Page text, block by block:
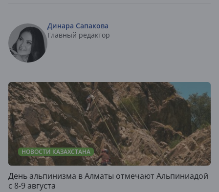
Динара Сапакова
Главный редактор
НОВОСТИ КАЗАХСТАНА
День альпинизма в Алматы отмечают Альпиниадой
с 8-9 августа